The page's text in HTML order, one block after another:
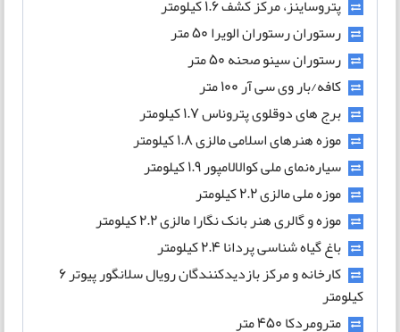
پتروساینز، مرکز کشف 1.6 کیلومتر
رستوران رستوران الویرا 50 متر
رستوران سینو صحنه 50 متر
کافه/بار وی سی آر 100 متر
برج های دوقلوی پتروناس 1.7 کیلومتر
موزه هنرهای اسلامی مالزی 1.8 کیلومتر
سیاره‌نمای ملی کوالالامپور 1.9 کیلومتر
موزه ملی مالزی 2.2 کیلومتر
موزه و گالری هنر بانک نگارا مالزی 2.2 کیلومتر
باغ گیاه شناسی پردانا 2.4 کیلومتر
کارخانه و مرکز بازدیدکنندگان رویال سلانگور پیوتر 6
کیلومتر
مترومردکا 450 متر